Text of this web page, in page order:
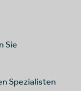
Sie
Spezialisten